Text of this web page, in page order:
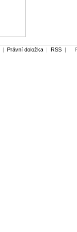
| Právní doložka | RSS |